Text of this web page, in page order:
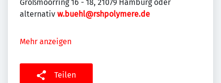
Großmoorring 16 - 18, 21079 Hamburg oder
alternativ w.buehl@rshpolymere.de
Mehr anzeigen
Teilen